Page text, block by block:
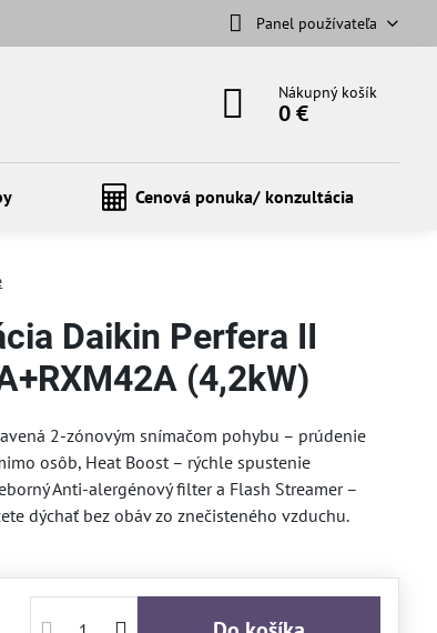
Panel používateľa
Nákupný košík
0 €
Cenová ponuka/ konzultácia
Daikin Perfera II
(4,2kW)
2-zónovým snímačom pohybu – prúdenie
osôb, Heat Boost – rýchle spustenie
Anti-alergénový filter a Flash Streamer –
dýchať bez obáv zo znečisteného vzduchu.